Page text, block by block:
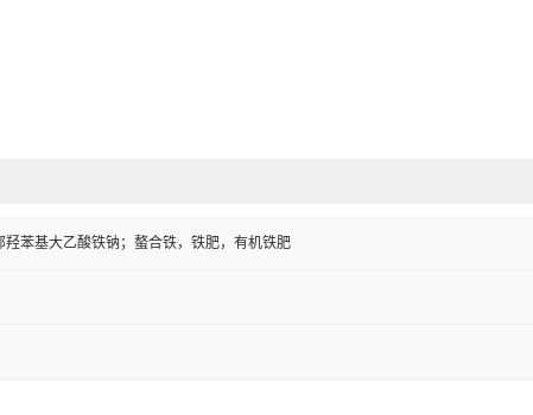
羟苯基大乙酸铁钠；螯合铁，铁肥，有机铁肥